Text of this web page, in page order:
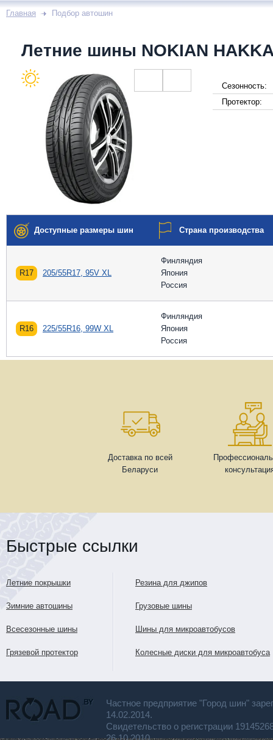
Главная Подбор автошин
Летние шины NOKIAN
Сезонность:
Протектор:
Доступные размеры шин Страна производства
R17 205/55R17, 95V XL
Финляндия
Япония
Россия
R16 225/55R16, 99W XL
Финляндия
Япония
Россия
Доставка по всей
Беларуси
Быстрые ссылки
Летние покрышки
Зимние автошины
Всесезонные шины
Грязевой протектор
Резина для джипов
Грузовые шины
Шины для микроавтобусов
Колесные диски для микроавтобуса
Частное предприятие "Город шин"
14.02.2014.
Свидетельство о регистрации